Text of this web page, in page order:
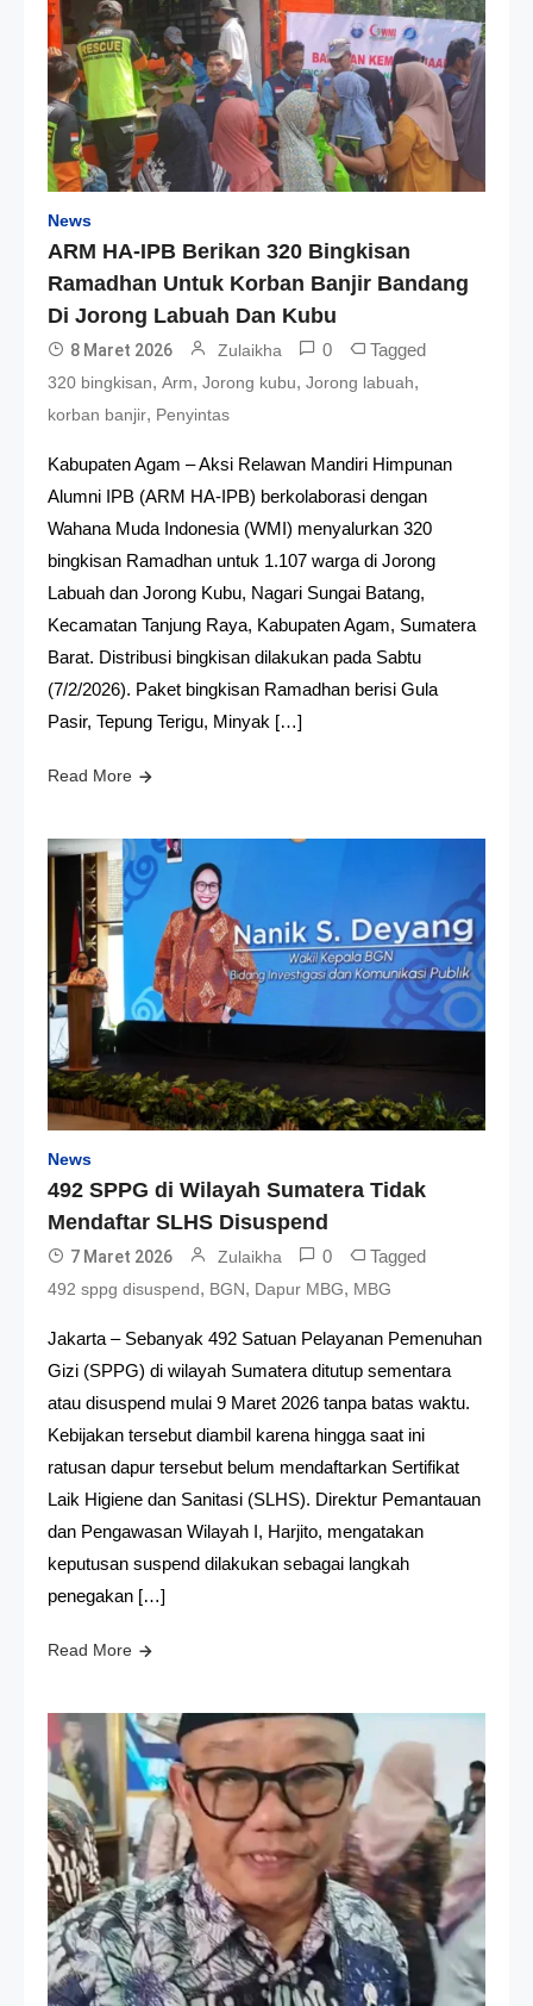
News
ARM HA-IPB Berikan 320 Bingkisan
Ramadhan Untuk Korban Banjir Bandang
Di Jorong Labuah Dan Kubu
8 Maret 2026 Zulaikha 0 Tagged
320 bingkisan, Arm, Jorong kubu, Jorong labuah,
korban banjir, Penyintas
Kabupaten Agam – Aksi Relawan Mandiri Himpunan
Alumni IPB (ARM HA-IPB) berkolaborasi dengan
Wahana Muda Indonesia (WMI) menyalurkan 320
bingkisan Ramadhan untuk 1.107 warga di Jorong
Labuah dan Jorong Kubu, Nagari Sungai Batang,
Kecamatan Tanjung Raya, Kabupaten Agam, Sumatera
Barat. Distribusi bingkisan dilakukan pada Sabtu
(7/2/2026). Paket bingkisan Ramadhan berisi Gula
Pasir, Tepung Terigu, Minyak […]
Read More
News
492 SPPG di Wilayah Sumatera Tidak
Mendaftar SLHS Disuspend
7 Maret 2026 Zulaikha 0 Tagged
492 sppg disuspend, BGN, Dapur MBG, MBG
Jakarta – Sebanyak 492 Satuan Pelayanan Pemenuhan
Gizi (SPPG) di wilayah Sumatera ditutup sementara
atau disuspend mulai 9 Maret 2026 tanpa batas waktu.
Kebijakan tersebut diambil karena hingga saat ini
ratusan dapur tersebut belum mendaftarkan Sertifikat
Laik Higiene dan Sanitasi (SLHS). Direktur Pemantauan
dan Pengawasan Wilayah I, Harjito, mengatakan
keputusan suspend dilakukan sebagai langkah
penegakan […]
Read More